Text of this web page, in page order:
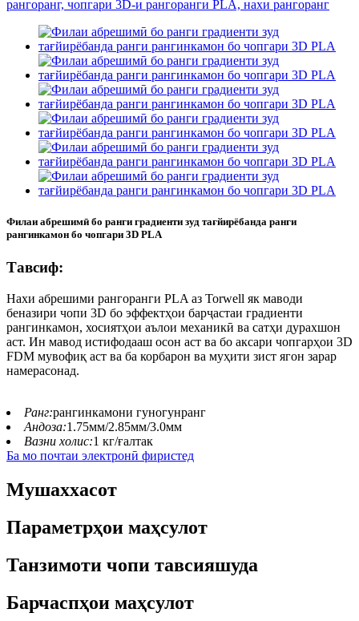
Филаи абрешимӣ бо ранги градиенти зуд тағйирёбанда ранги
рангинкамон бо чопгари 3D PLA
Тавсиф:
Нахи абрешими рангоранги PLA аз Torwell як маводи
беназири чопи 3D бо эффектҳои барҷастаи градиенти
рангинкамон, хосиятҳои аълои механикӣ ва сатҳи дурахшон
аст. Ин мавод истифодааш осон аст ва бо аксари чопгарҳои 3D
FDM мувофиқ аст ва ба корбарон ва муҳити зист ягон зарар
намерасонад.
Ранг:рангинкамони гуногунранг
Андоза:1.75мм/2.85мм/3.0мм
Вазни холис:1 кг/ғалтак
Ба мо почтаи электронӣ фиристед
Мушаххасот
Параметрҳои маҳсулот
Танзимоти чопи тавсияшуда
Барчаспҳои маҳсулот